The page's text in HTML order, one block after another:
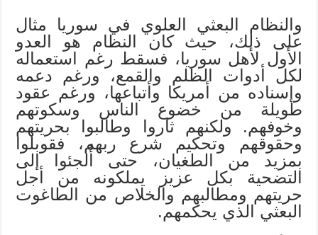
والنظام البعثي العلوي في سوريا مثال
على ذلك، حيث كان النظام هو العدو
الأول لأهل سوريا، فسقط رغم استعماله
لكل أدوات الظلم والقمع، ورغم دعمه
وإسناده من أمريكا وأتباعها، ورغم عقود
طويلة من خضوع الناس وسكوتهم
وخوفهم. ولكنهم ثاروا وطالبوا بحريتهم
وحقوقهم وتحكيم شرع ربهم، فقوبلوا
بمزيد من الطغيان، حتى أُلجئوا إلى
التضحية بكل عزيز يملكونه من أجل
حريتهم ومطالبهم والخلاص من الطاغوت
البعثي الذي يحكمهم.